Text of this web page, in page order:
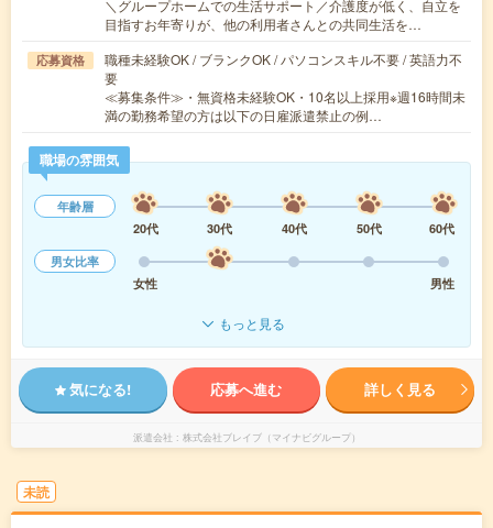
＼グループホームでの生活サポート／介護度が低く、自立を
目指すお年寄りが、他の利用者さんとの共同生活を…
応募資格
職種未経験OK / ブランクOK / パソコンスキル不要 / 英語力不
要
≪募集条件≫・無資格未経験OK・10名以上採用※週16時間未
満の勤務希望の方は以下の日雇派遣禁止の例…
職場の雰囲気
年齢層
20代
30代 40代 50代
60代
男女比率
女性
男性
もっと見る
気になる! 応募へ進む 詳しく見る
派遣会社 株式会社ブレイブ（マイナビグループ）
未読